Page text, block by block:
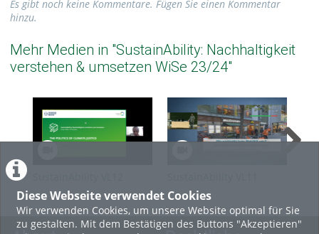
Diese Webseite verwendet Cookies
Wir verwenden Cookies, um unsere Website optimal für Sie
zu gestalten. Mit dem Bestätigen des Buttons "Akzeptieren"
Es gibt noch keine Kommentare. Fügen Sie einen Kommentar
hinzu.
Mehr Medien in "SustainAbility: Nachhaltigkeit
verstehen & umsetzen WiSe 23/24"
Politics of Climate Justice
Erica Njuguna
Mobilität Rene Pessier